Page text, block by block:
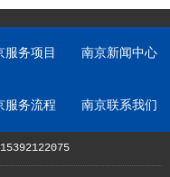
服务项目 南京新闻中心
服务流程 南京联系我们